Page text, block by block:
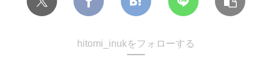
hitomi_inukをフォローする